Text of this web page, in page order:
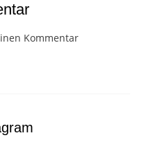
Kommentar